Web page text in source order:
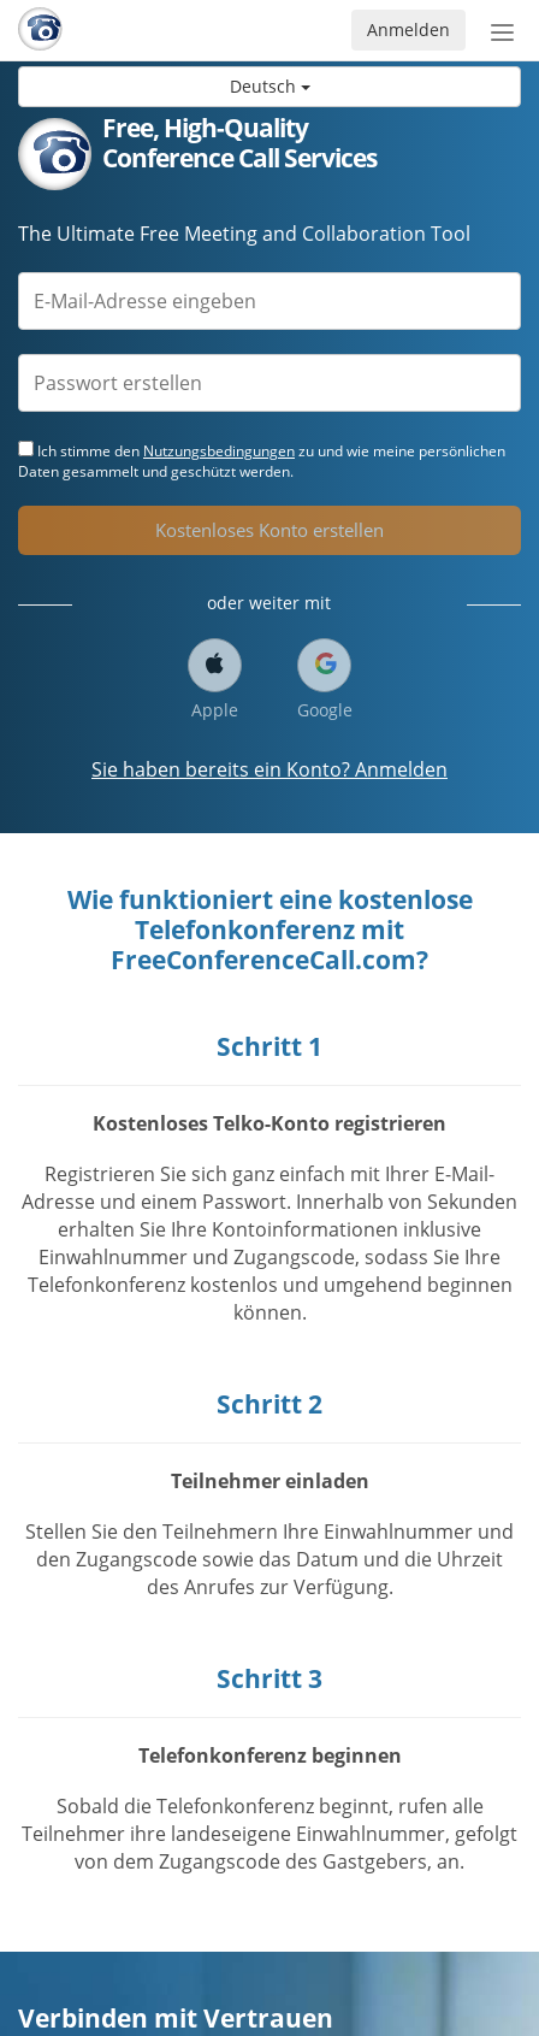
Deutsch
Anmelden
Free, High-Quality
Conference Call Services
The Ultimate Free Meeting and Collaboration Tool
Ich stimme den Nutzungsbedingungenzu und wie meine persönlichen
Daten gesammelt und geschützt werden.
Kostenloses Konto erstellen
oder weiter mit
Apple Google
Sie haben bereits ein Konto? Anmelden
Wie funktioniert eine kostenlose
Telefonkonferenz mit
FreeConferenceCall.com?
Schritt 1
Kostenloses Telko-Konto registrieren
Registrieren Sie sich ganz einfach mit Ihrer E-Mail-
Adresse und einem Passwort. Innerhalb von Sekunden
erhalten Sie Ihre Kontoinformationen inklusive
Einwahlnummer und Zugangscode, sodass Sie Ihre
Telefonkonferenz kostenlos und umgehend beginnen
können.
Schritt 2
Teilnehmer einladen
Stellen Sie den Teilnehmern Ihre Einwahlnummer und
den Zugangscode sowie das Datum und die Uhrzeit
des Anrufes zur Verfügung.
Schritt 3
Telefonkonferenz beginnen
Sobald die Telefonkonferenz beginnt, rufen alle
Teilnehmer ihre landeseigene Einwahlnummer, gefolgt
von dem Zugangscode des Gastgebers, an.
Verbinden mit Vertrauen